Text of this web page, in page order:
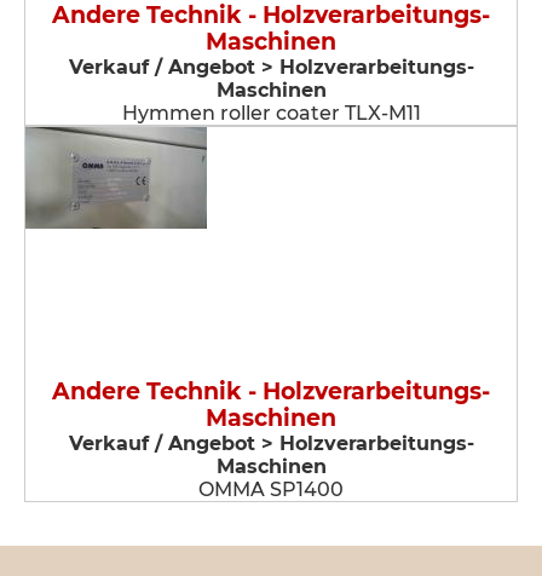
Andere Technik - Holzverarbeitungs-
Maschinen
Verkauf / Angebot > Holzverarbeitungs-
Maschinen
Hymmen roller coater TLX-M11
Andere Technik - Holzverarbeitungs-
Maschinen
Verkauf / Angebot > Holzverarbeitungs-
Maschinen
OMMA SP1400